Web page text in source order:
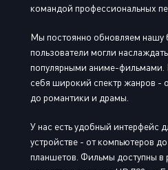
командой профессиональных
Мы постоянно обновляем нашу
пользователи могли
популярными аниме-фильмами.
себя широкий спектр жанров -
до романтики и драмы.
У нас есть удобный интерфейс
устройстве - от компьютеров
планшетов. Фильмы доступны в